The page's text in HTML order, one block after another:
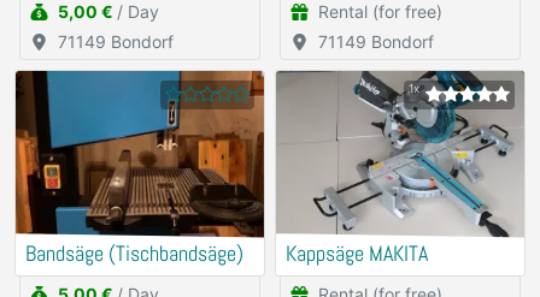
5,00 € / Day
71149 Bondorf
Rental (for free)
71149 Bondorf
Bandsäge (Tischbandsäge)
1x
Kappsäge MAKITA